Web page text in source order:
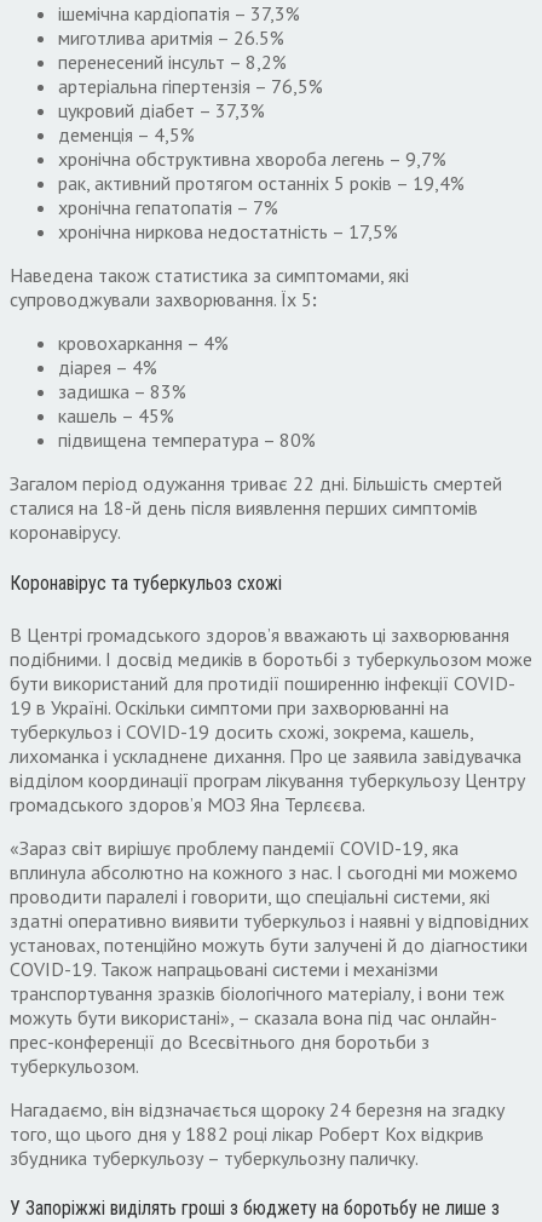
ішемічна кардіопатія – 37,3%
миготлива аритмія – 26.5%
перенесений інсульт – 8,2%
артеріальна гіпертензія – 76,5%
цукровий діабет – 37,3%
деменція – 4,5%
хронічна обструктивна хвороба легень – 9,7%
рак, активний протягом останніх 5 років – 19,4%
хронічна гепатопатія – 7%
хронічна ниркова недостатність – 17,5%
Наведена також статистика за симптомами, які
супроводжували захворювання. Їх 5:
кровохаркання – 4%
діарея – 4%
задишка – 83%
кашель – 45%
підвищена температура – 80%
Загалом період одужання триває 22 дні. Більшість смертей
сталися на 18-й день після виявлення перших симптомів
коронавірусу.
Коронавірус та туберкульоз схожі
В Центрі громадського здоров’я вважають ці захворювання
подібними. І досвід медиків в боротьбі з туберкульозом може
бути використаний для протидії поширенню інфекції COVID-
19 в Україні. Оскільки симптоми при захворюванні на
туберкульоз і COVID-19 досить схожі, зокрема, кашель,
лихоманка і ускладнене дихання. Про це заявила завідувачка
відділом координації програм лікування туберкульозу Центру
громадського здоров’я МОЗ Яна Терлєєва.
«Зараз світ вирішує проблему пандемії COVID-19, яка
вплинула абсолютно на кожного з нас. І сьогодні ми можемо
проводити паралелі і говорити, що спеціальні системи, які
здатні оперативно виявити туберкульоз і наявні у відповідних
установах, потенційно можуть бути залучені й до діагностики
COVID-19. Також напрацьовані системи і механізми
транспортування зразків біологічного матеріалу, і вони теж
можуть бути використані», – сказала вона під час онлайн-
прес-конференції до Всесвітнього дня боротьби з
туберкульозом.
Нагадаємо, він відзначається щороку 24 березня на згадку
того, що цього дня у 1882 році лікар Роберт Кох відкрив
збудника туберкульозу – туберкульозну паличку.
У Запоріжжі виділять гроші з бюджету на боротьбу не лише з